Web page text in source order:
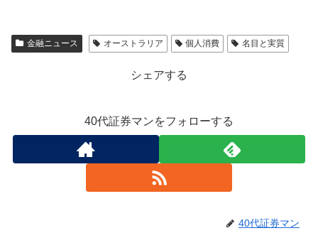
金融ニュース オーストラリア 個人消費 名目と実質
シェアする
40代証券マンをフォローする
40代証券マン